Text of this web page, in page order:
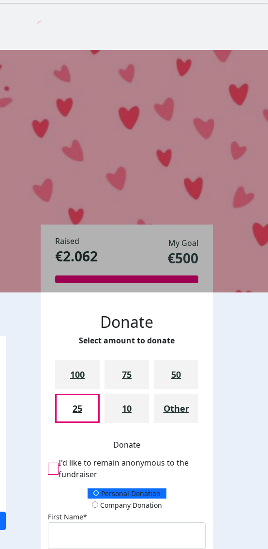
Raised
€2.062
My Goal
€500
Donate
Select amount to donate
100 75 50
25 10 Other
Donate
I'd like to remain anonymous to the
fundraiser
Donation TypePersonal Donation
Company Donation
First Name*